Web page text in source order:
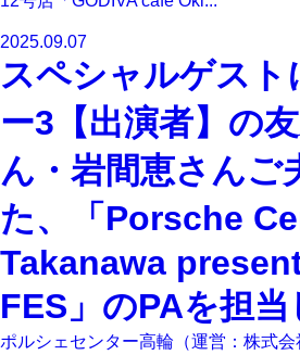
2025.09.07
スペシャルゲスト
ー3【出演者】の
ん・岩間恵さんご
た、「Porsche
Takanawa
FES」のPAを担当
ポルシェセンター高輪（運営：株式